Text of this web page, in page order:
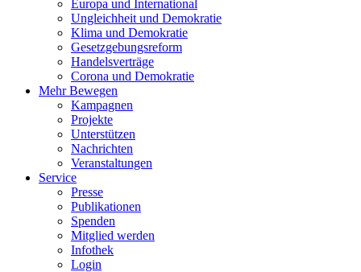
Europa und International
Ungleichheit und Demokratie
Klima und Demokratie
Gesetzgebungsreform
Handelsverträge
Corona und Demokratie
Mehr Bewegen
Kampagnen
Projekte
Unterstützen
Nachrichten
Veranstaltungen
Service
Presse
Publikationen
Spenden
Mitglied werden
Infothek
Login